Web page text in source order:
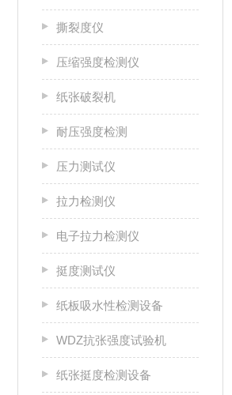
撕裂度仪
压缩强度检测仪
纸张破裂机
耐压强度检测
压力测试仪
拉力检测仪
电子拉力检测仪
挺度测试仪
纸板吸水性检测设备
WDZ抗张强度试验机
纸张挺度检测设备